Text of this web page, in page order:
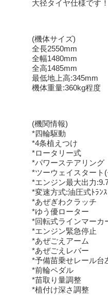
大径タイヤ仕様です！
(機体サイズ)
全長2550mm
全幅1480mm
全高1485mm
最低地上高:345mm
機体重量:360kg程度
(機関情報)
*四輪駆動
*4条植えつけ
*ロータリー式
*パワーステアリング
*ツーウェイスタート
*エンジン最大出力
*変速方式:油圧式ﾄﾗﾝ
*あぜぎわクラッチ
*ゆう優ローター
*回転式ラインマーカ
*エンジン緊急停止
*あぜごえアーム
*あぜごえレバー
*予備苗乗せレール台
*前輪ペダル
*苗取り量調整
*植付け深さ調整